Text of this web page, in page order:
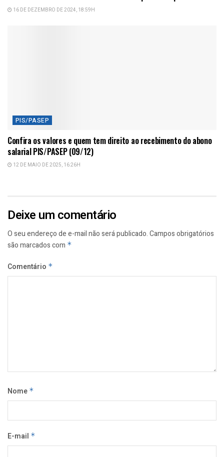
16 DE DEZEMBRO DE 2024, 18:59H
PIS/PASEP
Confira os valores e quem tem direito ao recebimento do abono
salarial PIS/PASEP (09/12)
12 DE MAIO DE 2025, 16:26H
Deixe um comentário
O seu endereço de e-mail não será publicado.Campos obrigatórios
são marcados com *
Comentário *
Nome *
E-mail *